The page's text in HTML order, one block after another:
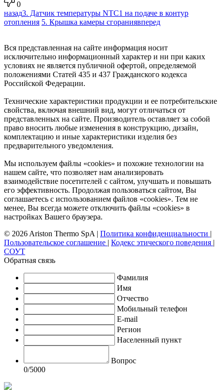
0
назад3. Датчик температуры NTC1 на подаче в контур
отопления 5. Крышка камеры сгораниявперед
Вся представленная на сайте информация носит
исключительно информационный характер и ни при каких
условиях не является публичной офертой, определяемой
положениями Статей 435 и 437 Гражданского кодекса
Российской Федерации.
Технические характеристики продукции и ее потребительские
свойства, включая внешний вид, могут отличаться от
представленных на сайте. Производитель оставляет за собой
право вносить любые изменения в конструкцию, дизайн,
комплектацию и иные характеристики изделия без
предварительного уведомления.
Мы используем файлы «cookies» и похожие технологии на
нашем сайте, что позволяет нам анализировать
взаимодействие посетителей с сайтом, улучшать и повышать
его эффективность. Продолжая пользоваться сайтом, Вы
соглашаетесь с использованием файлов «cookies». Тем не
менее, Вы всегда можете отключить файлы «cookies» в
настройках Вашего браузера.
© 2026 Ariston Thermo SpA | Политика конфиденциальности |
Пользовательское соглашение | Кодекс этического поведения |
СОУТ
Обратная связь
Фамилия
Имя
Отчество
Мобильный телефон
E-mail
Регион
Населенный пункт
Вопрос
0/5000